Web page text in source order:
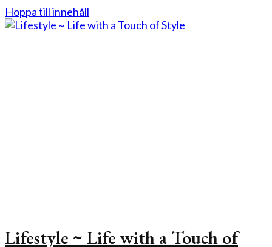
Hoppa till innehåll
Lifestyle ~ Life with a Touch of